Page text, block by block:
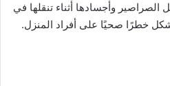
وأجسادها أثناء تنقلها في
خطرًا صحيًا على أفراد المنزل.